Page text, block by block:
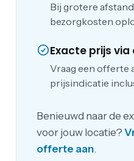
Bij grotere
bezorgkosten
Exacte prijs
Vraag een offerte
prijsindicatie
Benieuwd naar de
voor jouw locatie?
offerte aan.